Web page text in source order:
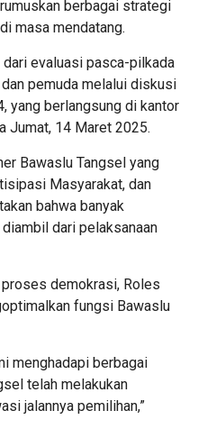
berbagai strategi
masa mendatang.
dari evaluasi pasca-pilkada
pemuda melalui diskusi
yang berlangsung di kantor
Jumat, 14 Maret 2025.
Bawaslu Tangsel yang
Masyarakat, dan
bahwa banyak
dari pelaksanaan
demokrasi, Roles
fungsi Bawaslu
menghadapi berbagai
telah melakukan
jalannya pemilihan,”